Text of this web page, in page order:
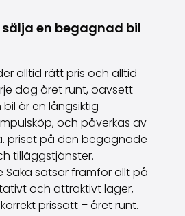
en begagnad bil
alltid rätt pris och alltid
dag året runt, oavsett
är en långsiktig
och påverkas av
priset på den begagnade
tilläggstjänster.
Saka satsar framför allt på
och attraktivt lager,
prissatt – året runt.